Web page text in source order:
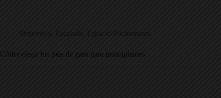
Deportivo , Escalada Espacio Pachamama
Cómo elegir los pies de gato para principiantes